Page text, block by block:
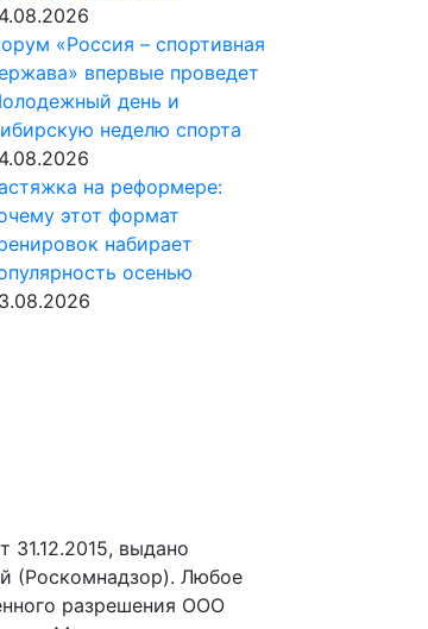
«Россия – спортивная
впервые проведет
день и
неделю спорта
на реформере:
этот формат
набирает
осенью
выдано
(Роскомнадзор). Любое
разрешения ООО